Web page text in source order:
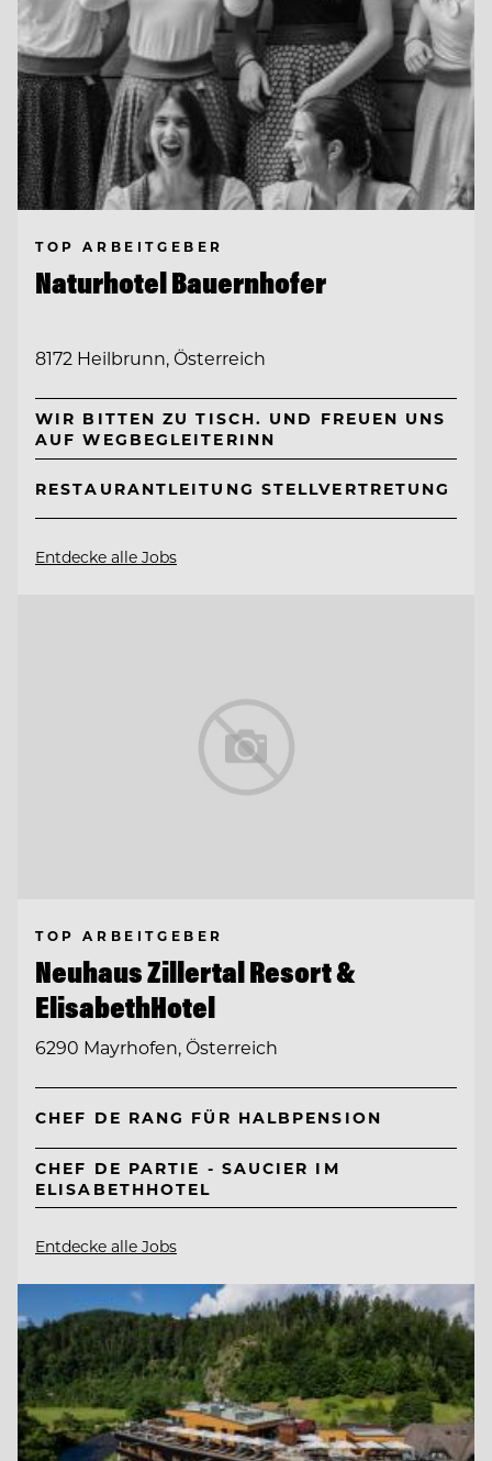
TOP ARBEITGEBER
Naturhotel Bauernhofer
8172 Heilbrunn, Österreich
WIR BITTEN ZU TISCH. UND FREUEN UNS
AUF WEGBEGLEITERINN
RESTAURANTLEITUNG STELLVERTRETUNG
Entdecke alle Jobs
TOP ARBEITGEBER
Neuhaus Zillertal Resort &
ElisabethHotel
6290 Mayrhofen, Österreich
CHEF DE RANG FÜR HALBPENSION
CHEF DE PARTIE - SAUCIER IM
ELISABETHHOTEL
Entdecke alle Jobs